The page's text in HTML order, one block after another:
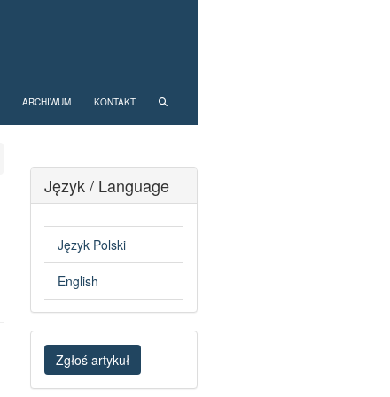
ARCHIWUM KONTAKT
Język / Language
Język Polski
English
Zgłoś
artykuł
Zgłoś artykuł